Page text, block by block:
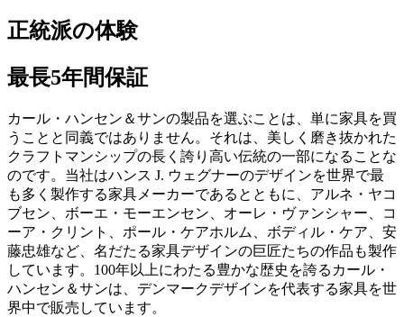
正統派の体験
最長5年間保証
カール・ハンセン＆サンの製品を選ぶことは、単に家具を買
うことと同義ではありません。それは、美しく磨き抜かれた
クラフトマンシップの長く誇り高い伝統の一部になることな
のです。当社はハンス J. ウェグナーのデザインを世界で最
も多く製作する家具メーカーであるとともに、アルネ・ヤコ
ブセン、ボーエ・モーエンセン、オーレ・ヴァンシャー、コ
ーア・クリント、ポール・ケアホルム、ボディル・ケア、安
藤忠雄など、名だたる家具デザインの巨匠たちの作品も製作
しています。100年以上にわたる豊かな歴史を誇るカール・
ハンセン＆サンは、デンマークデザインを代表する家具を世
界中で販売しています。